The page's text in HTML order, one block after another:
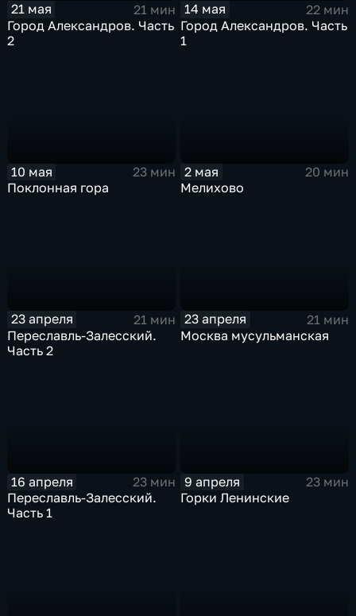
21 мая
21 мин
Город Александров. Часть
2
14 мая
22 мин
Город Александров. Часть
1
10 мая
23 мин
Поклонная гора
2 мая
20 мин
Мелихово
23 апреля
21 мин
Переславль-Залесский.
Часть 2
23 апреля
21 мин
Москва мусульманская
16 апреля
23 мин
Переславль-Залесский.
Часть 1
9 апреля
23 мин
Горки Ленинские